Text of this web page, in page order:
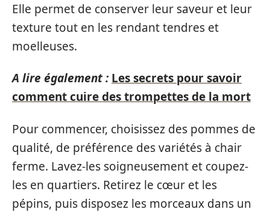
Elle permet de conserver leur saveur et leur
texture tout en les rendant tendres et
moelleuses.
A lire également : Les secrets pour savoir
comment cuire des trompettes de la mort
Pour commencer, choisissez des pommes de
qualité, de préférence des variétés à chair
ferme. Lavez-les soigneusement et coupez-
les en quartiers. Retirez le cœur et les
pépins, puis disposez les morceaux dans un